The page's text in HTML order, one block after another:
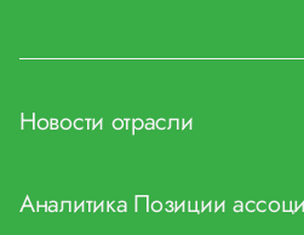
Новости отрасли
Аналитика Позиции